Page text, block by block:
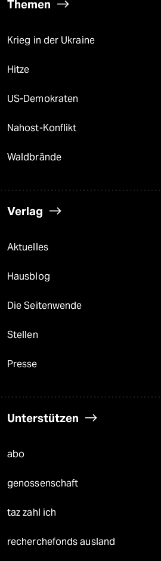
Themen
Krieg in der Ukraine
Hitze
US-Demokraten
Nahost-Konflikt
Waldbrände
Verlag
Aktuelles
Hausblog
Die Seitenwende
Stellen
Presse
Unterstützen
abo
genossenschaft
taz zahl ich
recherchefonds ausland